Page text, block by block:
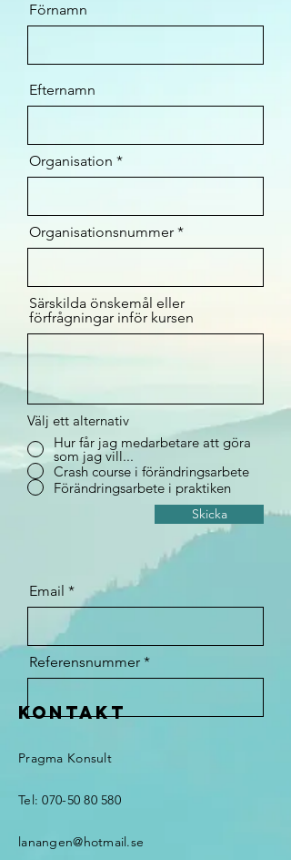
Förnamn
Efternamn
Organisation
Organisationsnummer
Särskilda önskemål eller
förfrågningar inför kursen
Välj ett alternativ
Hur får jag medarbetare att göra
som jag vill...
Crash course i förändringsarbete
Förändringsarbete i praktiken
Skicka
Email
Referensnummer
kontakt
Pragma Konsult
Tel:070-50 80 580
lanangen@hotmail.se